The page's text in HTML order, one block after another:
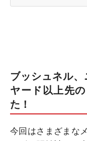
ブッシュネル
ヤード以上先
た！
今回はさまざまな